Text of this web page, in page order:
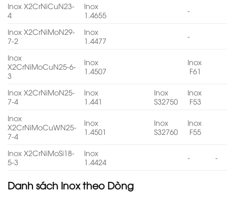
Inox X2CrNiCuN23-
4
Inox
1.4655
-
Inox X2CrNiMoN29-
7-2
Inox
1.4477
-
Inox
X2CrNiMoCuN25-6-
3
Inox
1.4507
Inox
F61
Inox X2CrNiMoN25-
7-4
Inox
1.441
Inox
S32750
Inox
F53
Inox
X2CrNiMoCuWN25-
7-4
Inox
1.4501
Inox
S32760
Inox
F55
Inox X2CrNiMoSi18-
5-3
Inox
1.4424
- -
Danh sách Inox theo Dòng